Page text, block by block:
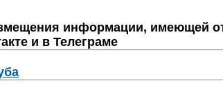
информации, имеющей
и в Телеграме